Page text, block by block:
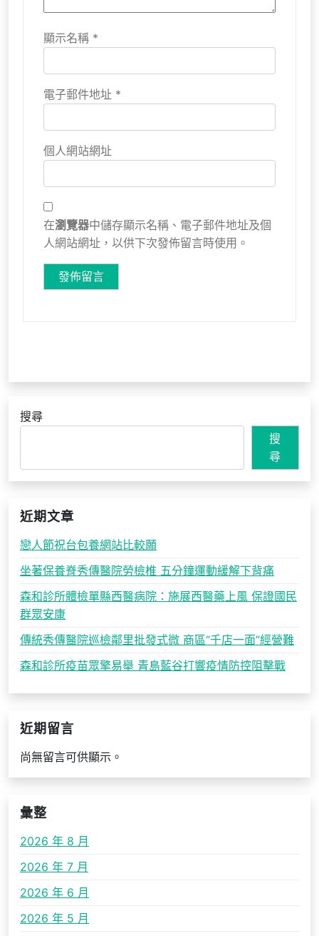
顯示名稱 *
電子郵件地址 *
個人網站網址
在瀏覽器中儲存顯示名稱、電子郵件地址及個
人網站網址，以供下次發佈留言時使用。
搜尋
搜
尋
近期文章
戀人節祝台包養網站比較願
坐著保養脊秀傳醫院勞檢椎 五分鐘運動緩解下背痛
森和診所體檢單縣西醫病院：施展西醫藥上風 保證國民
群眾安康
傳統秀傳醫院巡檢鄰里批發式微 商區“千店一面”經營難
森和診所疫苗眾擎易舉 青島藍谷打響疫情防控阻擊戰
近期留言
尚無留言可供顯示。
彙整
2026 年 8 月
2026 年 7 月
2026 年 6 月
2026 年 5 月